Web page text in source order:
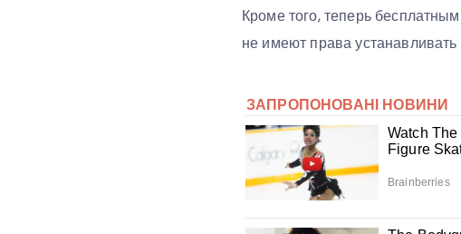
Кроме того, теперь
не имеют права